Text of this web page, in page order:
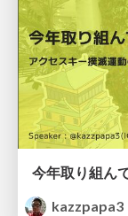
kazzpapa3